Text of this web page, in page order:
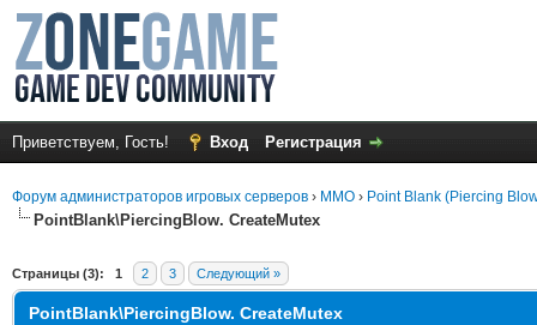
Приветствуем, Гость! Вход Регистрация
Форум администраторов игровых серверов › MMO › Point Blank (Piercing
PointBlank\PiercingBlow. CreateMutex
Страницы (3): 1 2 3 Следующий »
PointBlank\PiercingBlow. CreateMutex